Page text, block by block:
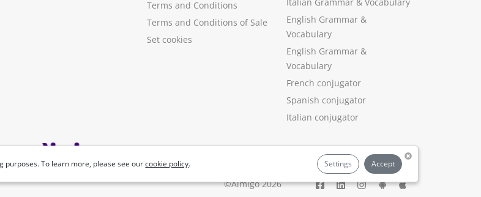
purposes. To learn more, please see ourcookie policy. Settings Accept
Terms and Conditions
Terms and Conditions of Sale
Set cookies
English Grammar &
Vocabulary
English Grammar &
Vocabulary
French conjugator
Spanish conjugator
Italian conjugator
©Aimigo 2026